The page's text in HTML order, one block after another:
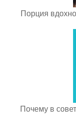
Порция
Почему в